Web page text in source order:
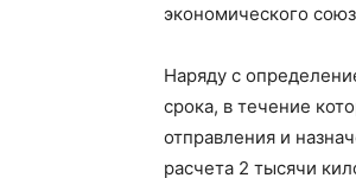
экономического
Наряду с
срока, в течение
отправления и
расчета 2 тысячи